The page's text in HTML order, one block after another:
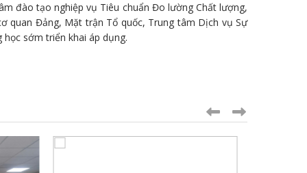
đào tạo nghiệp vụ Tiêu chuẩn Đo lường Chất lượng,
quan Đảng, Mặt trận Tổ quốc, Trung tâm Dịch vụ Sự
sớm triển khai áp dụng.